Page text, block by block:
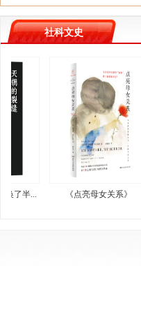
社科文史
... 《点亮母女关系》